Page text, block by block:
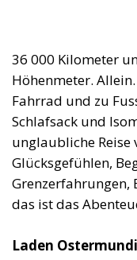
36 000 Kilometer
Höhenmeter.
Fahrrad und zu
Schlafsack und
unglaubliche
Glücksgefühlen,
Grenzerfahrungen,
das ist das
Laden